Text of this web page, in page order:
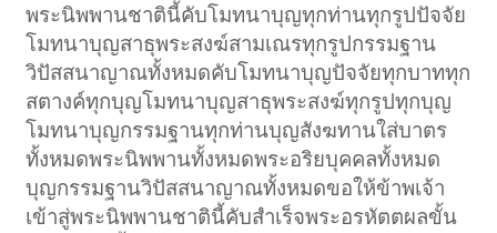
พระนิพพานชาตินี้คับโมทนาบุญทุกท่านทุกรูปปัจจัย
โมทนาบุญสาธุพระสงฆ์สามเณรทุกรูปกรรมฐาน
วิปัสสนาญาณทั้งหมดคับโมทนาบุญปัจจัยทุกบาททุก
สตางค์ทุกบุญโมทนาบุญสาธุพระสงฆ์ทุกรูปทุกบุญ
โมทนาบุญกรรมฐานทุกท่านบุญสังฆทานใส่บาตร
ทั้งหมดพระนิพพานทั้งหมดพระอริยบุคคลทั้งหมด
บุญกรรมฐานวิปัสสนาญาณทั้งหมดขอให้ข้าพเจ้า
เข้าสู่พระนิพพานชาตินี้คับสำเร็จพระอรหัตตผลขั้น